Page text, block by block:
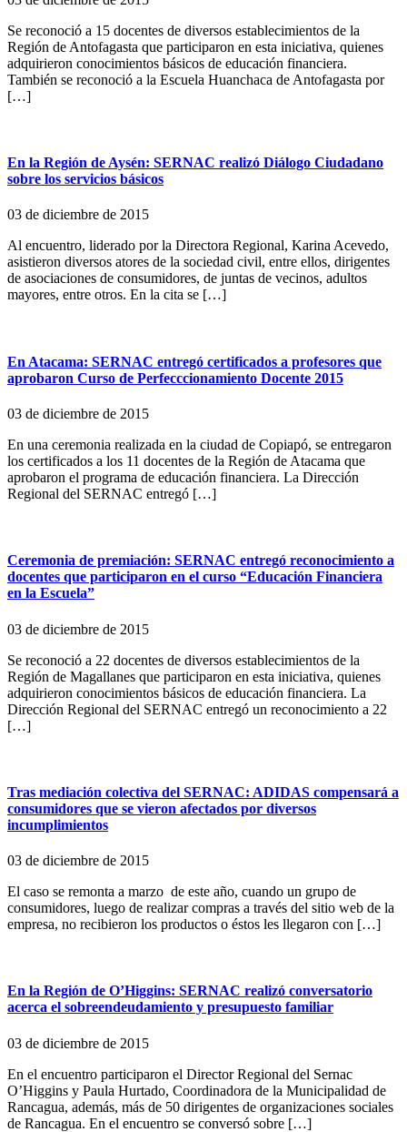
Se reconoció a 15 docentes de diversos establecimientos de la
Región de Antofagasta que participaron en esta iniciativa, quienes
adquirieron conocimientos básicos de educación financiera.
También se reconoció a la Escuela Huanchaca de Antofagasta por
[…]
En la Región de Aysén: SERNAC realizó Diálogo Ciudadano
sobre los servicios básicos
03 de diciembre de 2015
Al encuentro, liderado por la Directora Regional, Karina Acevedo,
asistieron diversos atores de la sociedad civil, entre ellos, dirigentes
de asociaciones de consumidores, de juntas de vecinos, adultos
mayores, entre otros. En la cita se […]
En Atacama: SERNAC entregó certificados a profesores que
aprobaron Curso de Perfecccionamiento Docente 2015
03 de diciembre de 2015
En una ceremonia realizada en la ciudad de Copiapó, se entregaron
los certificados a los 11 docentes de la Región de Atacama que
aprobaron el programa de educación financiera. La Dirección
Regional del SERNAC entregó […]
Ceremonia de premiación: SERNAC entregó reconocimiento a
docentes que participaron en el curso “Educación Financiera
en la Escuela”
03 de diciembre de 2015
Se reconoció a 22 docentes de diversos establecimientos de la
Región de Magallanes que participaron en esta iniciativa, quienes
adquirieron conocimientos básicos de educación financiera. La
Dirección Regional del SERNAC entregó un reconocimiento a 22
[…]
Tras mediación colectiva del SERNAC: ADIDAS compensará a
consumidores que se vieron afectados por diversos
incumplimientos
03 de diciembre de 2015
El caso se remonta a marzo de este año, cuando un grupo de
consumidores, luego de realizar compras a través del sitio web de la
empresa, no recibieron los productos o éstos les llegaron con […]
En la Región de O’Higgins: SERNAC realizó conversatorio
acerca el sobreendeudamiento y presupuesto familiar
03 de diciembre de 2015
En el encuentro participaron el Director Regional del Sernac
O’Higgins y Paula Hurtado, Coordinadora de la Municipalidad de
Rancagua, además, más de 50 dirigentes de organizaciones sociales
de Rancagua. En el encuentro se conversó sobre […]